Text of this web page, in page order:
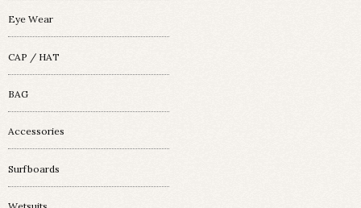
Eye Wear
CAP / HAT
BAG
Accessories
Surfboards